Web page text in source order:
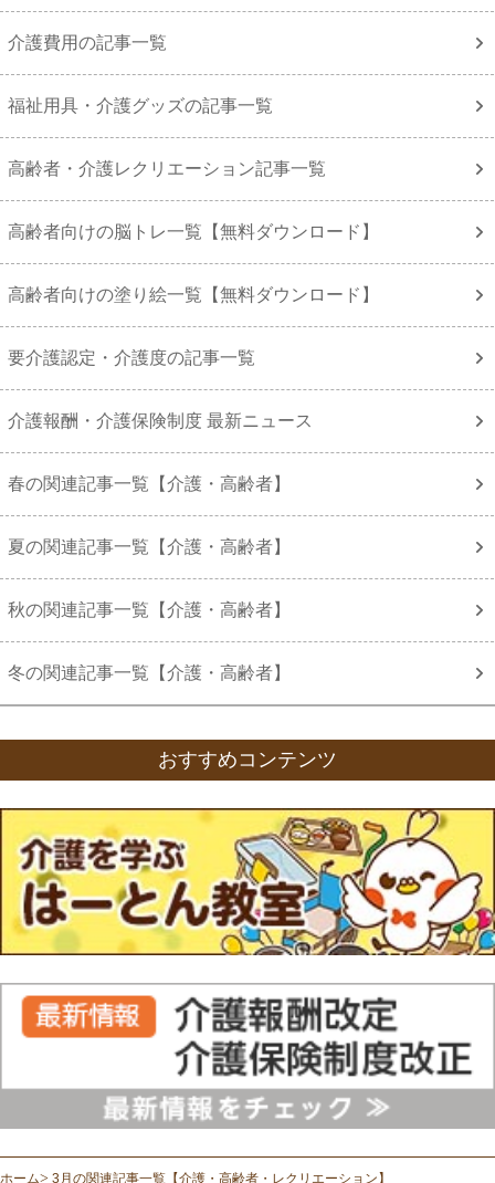
介護費用の記事一覧
福祉用具・介護グッズの記事一覧
高齢者・介護レクリエーション記事一覧
高齢者向けの脳トレ一覧【無料ダウンロード】
高齢者向けの塗り絵一覧【無料ダウンロード】
要介護認定・介護度の記事一覧
介護報酬・介護保険制度 最新ニュース
春の関連記事一覧【介護・高齢者】
夏の関連記事一覧【介護・高齢者】
秋の関連記事一覧【介護・高齢者】
冬の関連記事一覧【介護・高齢者】
おすすめコンテンツ
ホーム 3月の関連記事一覧【介護・高齢者・レクリエーション】